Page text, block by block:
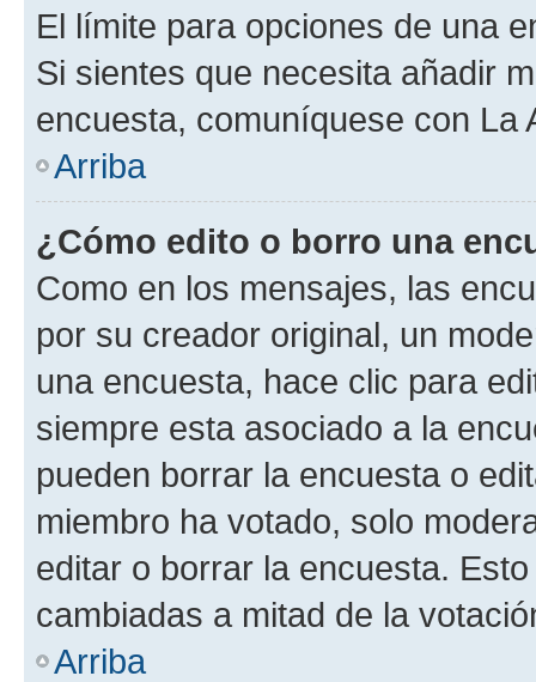
El límite para opciones de una
Si sientes que necesita añadir
encuesta, comuníquese con La
Arriba
¿Cómo edito o borro una
Como en los mensajes, las
por su creador original, un
una encuesta, hace clic para
siempre esta asociado a la
pueden borrar la encuesta o
miembro ha votado, solo
editar o borrar la encuesta.
cambiadas a mitad de la
Arriba